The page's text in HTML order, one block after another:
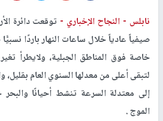
نابلس - النجاح الإخباري - توقعت دائرة
صيفياً عادياً خلال ساعات النهار باردًا
خاصة فوق المناطق الجبلية، ولايطرأ
لتبقى أعلى من معدلها السنوي العام بقليل،
إلى معتدلة السرعة تنشط أحيانًا
الموج .